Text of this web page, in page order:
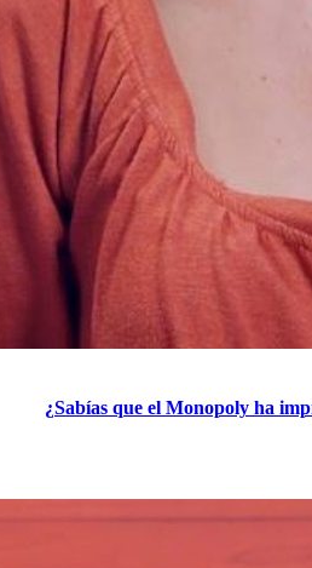
¿Sabías que el Monopoly ha